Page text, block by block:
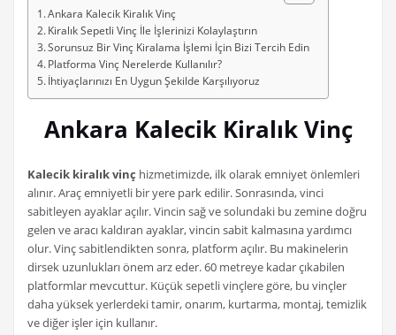
Ankara Kalecik Kiralık Vinç
Kiralık Sepetli Vinç İle İşlerinizi Kolaylaştırın
Sorunsuz Bir Vinç Kiralama İşlemi İçin Bizi Tercih Edin
Platforma Vinç Nerelerde Kullanılır?
İhtiyaçlarınızı En Uygun Şekilde Karşılıyoruz
Ankara Kalecik Kiralık Vinç
Kalecik kiralık vinç hizmetimizde, ilk olarak emniyet önlemleri
alınır. Araç emniyetli bir yere park edilir. Sonrasında, vinci
sabitleyen ayaklar açılır. Vincin sağ ve solundaki bu zemine doğru
gelen ve aracı kaldıran ayaklar, vincin sabit kalmasına yardımcı
olur. Vinç sabitlendikten sonra, platform açılır. Bu makinelerin
dirsek uzunlukları önem arz eder. 60 metreye kadar çıkabilen
platformlar mevcuttur. Küçük sepetli vinçlere göre, bu vinçler
daha yüksek yerlerdeki tamir, onarım, kurtarma, montaj, temizlik
ve diğer işler için kullanır.